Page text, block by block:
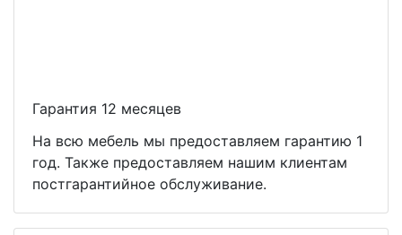
Гарантия 12 месяцев
На всю мебель мы предоставляем гарантию 1
год. Также предоставляем нашим клиентам
постгарантийное обслуживание.